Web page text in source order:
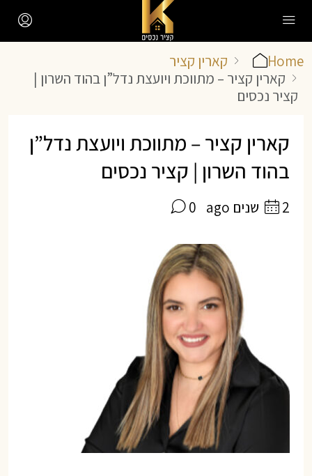
Home
קארין קציר
קארין קציר – מתווכת ויועצת נדל”ן בהוד השרון |
קציר נכסים
קארין קציר – מתווכת ויועצת נדל”ן
בהוד השרון | קציר נכסים
2 שנים ago 0